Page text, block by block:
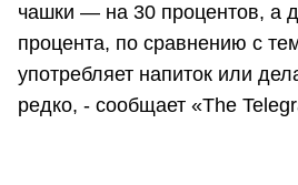
чашки — на 30 процентов, а
процента, по сравнению с
употребляет напиток или
редко, - сообщает «The